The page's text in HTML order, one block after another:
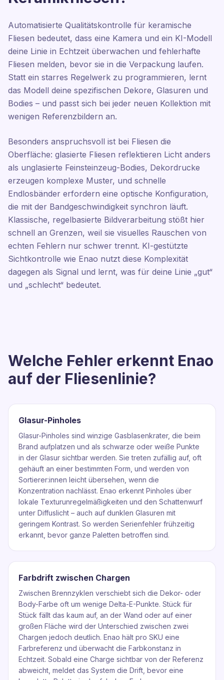
Automatisierte Qualitätskontrolle für keramische
Fliesen bedeutet, dass eine Kamera und ein KI-Modell
deine Linie in Echtzeit überwachen und fehlerhafte
Fliesen melden, bevor sie in die Verpackung laufen.
Statt ein starres Regelwerk zu programmieren, lernt
das Modell deine spezifischen Dekore, Glasuren und
Bodies – und passt sich bei jeder neuen Kollektion mit
wenigen Referenzbildern an.
Besonders anspruchsvoll ist bei Fliesen die
Oberfläche: glasierte Fliesen reflektieren Licht anders
als unglasierte Feinsteinzeug-Bodies, Dekordrucke
erzeugen komplexe Muster, und schnelle
Endlosbänder erfordern eine optische Konfiguration,
die mit der Bandgeschwindigkeit synchron läuft.
Klassische, regelbasierte Bildverarbeitung stößt hier
schnell an Grenzen, weil sie visuelles Rauschen von
echten Fehlern nur schwer trennt. KI-gestützte
Sichtkontrolle wie Enao nutzt diese Komplexität
dagegen als Signal und lernt, was für deine Linie „gut“
und „schlecht“ bedeutet.
Welche Fehler erkennt Enao
auf der Fliesenlinie?
Glasur-Pinholes
Glasur-Pinholes sind winzige Gasblasenkrater, die beim
Brand aufplatzen und als schwarze oder weiße Punkte
in der Glasur sichtbar werden. Sie treten zufällig auf, oft
gehäuft an einer bestimmten Form, und werden von
Sortierer:innen leicht übersehen, wenn die
Konzentration nachlässt. Enao erkennt Pinholes über
lokale Texturunregelmäßigkeiten und den Schattenwurf
unter Diffuslicht – auch auf dunklen Glasuren mit
geringem Kontrast. So werden Serienfehler frühzeitig
erkannt, bevor ganze Paletten betroffen sind.
Farbdrift zwischen Chargen
Zwischen Brennzyklen verschiebt sich die Dekor- oder
Body-Farbe oft um wenige Delta-E-Punkte. Stück für
Stück fällt das kaum auf, an der Wand oder auf einer
großen Fläche wird der Unterschied zwischen zwei
Chargen jedoch deutlich. Enao hält pro SKU eine
Farbreferenz und überwacht die Farbkonstanz in
Echtzeit. Sobald eine Charge sichtbar von der Referenz
abweicht, meldet das System die Drift, bevor eine